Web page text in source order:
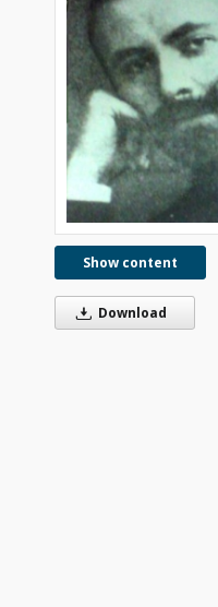
Show content
Download